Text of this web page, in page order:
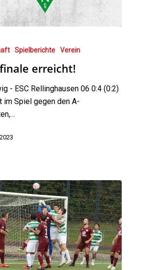
Spielberichte Verein
erreicht!
- ESC Rellinghausen 06 0:4 (0:2)
im Spiel gegen den A-